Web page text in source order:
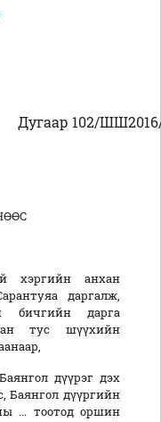
Дугаар 102/
хэргийн анхан
даргалж,
бичгийн дарга
тус шүүхийн
дүүрэг дэх
Баянгол дүүргийн
... тоотод оршин